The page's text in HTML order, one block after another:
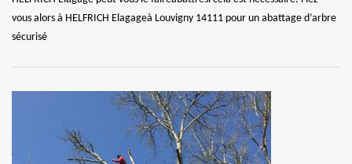
vous alors à HELFRICH Elagageà Louvigny 14111 pour un abattage d’arbre
sécurisé